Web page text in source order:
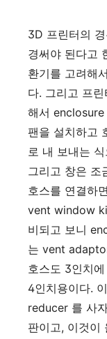
3D 프린터의
경써야 된다고
환기를 고려해
다. 그리고 프
해서 enclosure
팬을 설치하고
로 내 보내는
그리고 창은 조
호스를 연결하
vent window
비되고 보니
는 vent
호스도 3인치
4인치용이다.
reducer 를 사
판이고, 이것이